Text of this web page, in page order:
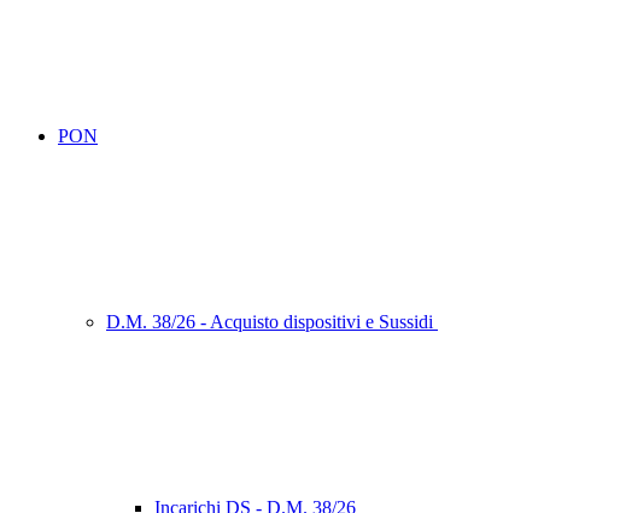
PON
D.M. 38/26 - Acquisto dispositivi e Sussidi
Incarichi DS - D.M. 38/26